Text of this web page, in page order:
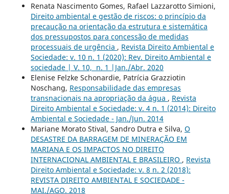
Renata Nascimento Gomes, Rafael Lazzarotto Simioni,
Direito ambiental e gestão de riscos: o princípio da
precaução na orientação da estrutura e sistemática
dos pressupostos para concessão de medidas
processuais de urgência , Revista Direito Ambiental e
Sociedade: v. 10 n. 1 (2020): Rev. Direito Ambiental e
sociedade | V. 10, n. 1 |Jan./Abr. 2020
Elenise Felzke Schonardie, Patrícia Grazziotin
Noschang, Responsabilidade das empresas
transnacionais na apropriação da água , Revista
Direito Ambiental e Sociedade: v. 4 n. 1 (2014): Direito
Ambiental e Sociedade - Jan./Jun. 2014
Mariane Morato Stival, Sandro Dutra e Silva, O
DESASTRE DA BARRAGEM DE MINERAÇÃO EM
MARIANA E OS IMPACTOS NO DIREITO
INTERNACIONAL AMBIENTAL E BRASILEIRO , Revista
Direito Ambiental e Sociedade: v. 8 n. 2 (2018):
REVISTA DIREITO AMBIENTAL E SOCIEDADE -
MAI./AGO. 2018